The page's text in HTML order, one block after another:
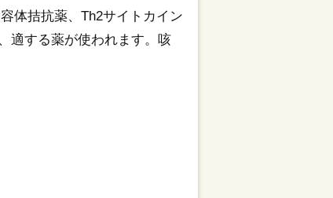
体拮抗薬、Th2サイトカイン
適する薬が使われます。咳